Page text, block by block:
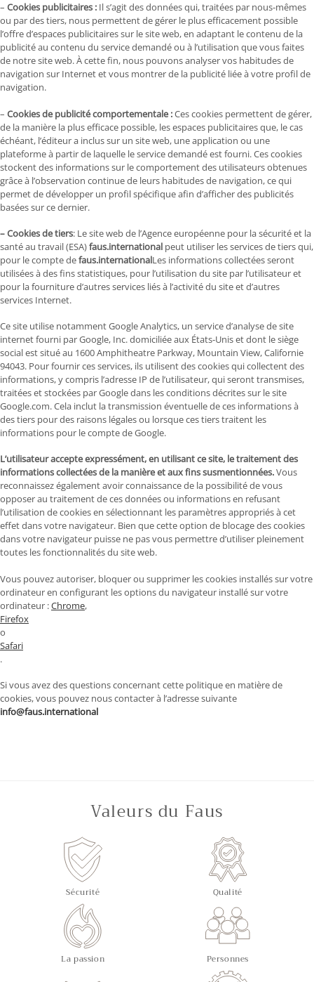
– Cookies publicitaires : Il s’agit des données qui, traitées par nous-mêmes
ou par des tiers, nous permettent de gérer le plus efficacement possible
l’offre d’espaces publicitaires sur le site web, en adaptant le contenu de la
publicité au contenu du service demandé ou à l’utilisation que vous faites
de notre site web. À cette fin, nous pouvons analyser vos habitudes de
navigation sur Internet et vous montrer de la publicité liée à votre profil de
navigation.
– Cookies de publicité comportementale :Ces cookies permettent de gérer,
de la manière la plus efficace possible, les espaces publicitaires que, le cas
échéant, l’éditeur a inclus sur un site web, une application ou une
plateforme à partir de laquelle le service demandé est fourni. Ces cookies
stockent des informations sur le comportement des utilisateurs obtenues
grâce à l’observation continue de leurs habitudes de navigation, ce qui
permet de développer un profil spécifique afin d’afficher des publicités
basées sur ce dernier.
– Cookies de tiers: Le site web de l’Agence européenne pour la sécurité et la
santé au travail (ESA)faus.international peut utiliser les services de tiers qui,
pour le compte defaus.internationalLes informations collectées seront
utilisées à des fins statistiques, pour l’utilisation du site par l’utilisateur et
pour la fourniture d’autres services liés à l’activité du site et d’autres
services Internet.
Ce site utilise notamment Google Analytics, un service d’analyse de site
internet fourni par Google, Inc. domiciliée aux États-Unis et dont le siège
social est situé au 1600 Amphitheatre Parkway, Mountain View, Californie
94043. Pour fournir ces services, ils utilisent des cookies qui collectent des
informations, y compris l’adresse IP de l’utilisateur, qui seront transmises,
traitées et stockées par Google dans les conditions décrites sur le site
Google.com. Cela inclut la transmission éventuelle de ces informations à
des tiers pour des raisons légales ou lorsque ces tiers traitent les
informations pour le compte de Google.
L’utilisateur accepte expressément, en utilisant ce site, le traitement des
informations collectées de la manière et aux fins susmentionnées.Vous
reconnaissez également avoir connaissance de la possibilité de vous
opposer au traitement de ces données ou informations en refusant
l’utilisation de cookies en sélectionnant les paramètres appropriés à cet
effet dans votre navigateur. Bien que cette option de blocage des cookies
dans votre navigateur puisse ne pas vous permettre d’utiliser pleinement
toutes les fonctionnalités du site web.
Vous pouvez autoriser, bloquer ou supprimer les cookies installés sur votre
ordinateur en configurant les options du navigateur installé sur votre
ordinateur :Chrome,
Firefox
o
Safari
.
Si vous avez des questions concernant cette politique en matière de
cookies, vous pouvez nous contacter à l’adresse suivante
info@faus.international
Valeurs du Faus
Sécurité Qualité
La passion Personnes